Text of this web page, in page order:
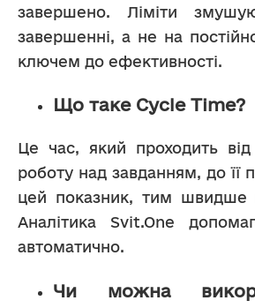
завершено. Ліміти
завершенні, а не на
ключем до ефективності.
Що таке Cycle Time?
Це час, який проходить
роботу над завданням, до
цей показник, тим швидше
Аналітика Svit.One
автоматично.
Чи можна